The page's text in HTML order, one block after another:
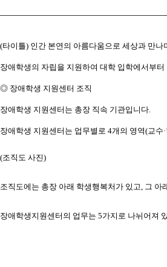
(타이틀) 인간 본연의 아름다움으로 세상과 만
장애학생의 자립을 지원하여 대학 입학에서부
◎ 장애학생 지원센터 조직
장애학생 지원센터는 총장 직속 기관입니다.
장애학생 지원센터는 업무별로 4개의 영역(교수
(조직도 사진)
조직도에는 총장 아래 학생행복처가 있고, 그
장애학생지원센터의 업무는 5가지로 나뉘어져